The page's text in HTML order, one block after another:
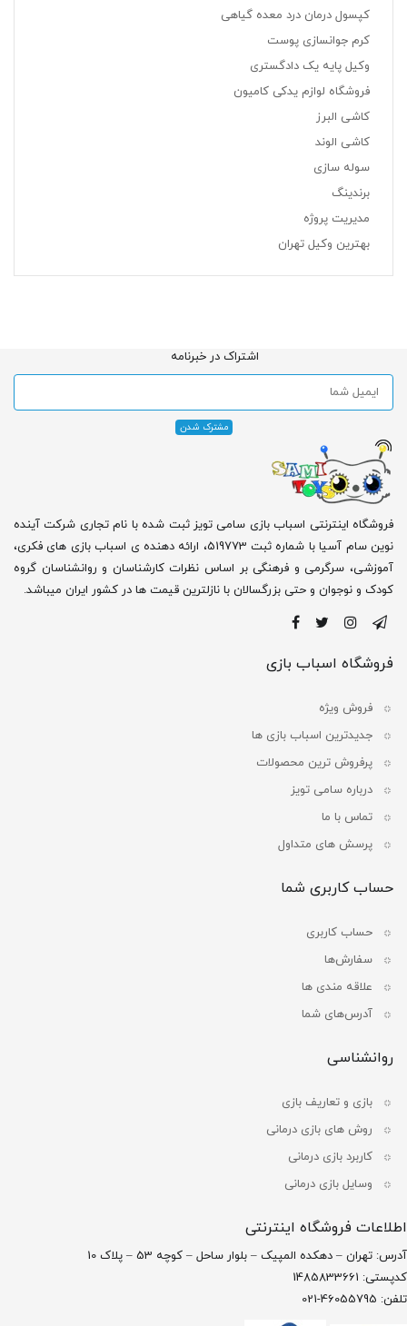
کپسول درمان درد معده گیاهی
کرم جوانسازی پوست
وکیل پایه یک دادگستری
فروشگاه لوازم یدکی کامیون
کاشی البرز
کاشی الوند
سوله سازی
برندینگ
مدیریت پروژه
بهترین وکیل تهران
اشتراک در خبرنامه
فروشگاه اینترنتی اسباب بازی سامی تویز ثبت شده با نام تجاری شرکت آینده
نوین سام آسیا با شماره ثبت 519773، ارائه دهنده ی اسباب بازی های فکری،
آموزشی، سرگرمی و فرهنگی بر اساس نظرات کارشناسان و روانشناسان گروه
کودک و نوجوان و حتی بزرگسالان با نازلترین قیمت ها در کشور ایران میباشد.
فروشگاه اسباب بازی
فروش ویژه
جدیدترین اسباب بازی ها
پرفروش ترین محصولات
درباره سامی تویز
تماس با ما
پرسش های متداول
حساب کاربری شما
حساب کاربری
سفارش‌ها
علاقه مندی ها
آدرس‌های شما
روانشناسی
بازی و تعاریف بازی
روش های بازی درمانی
کاربرد بازی درمانی
وسایل بازی درمانی
اطلاعات فروشگاه اینترنتی
آدرس: تهران – دهکده المپیک – بلوار ساحل – کوچه 53 – پلاک 10
کدپستی: 1485833661
تلفن: 46055795-021